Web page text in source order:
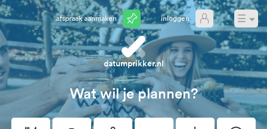
Afspraak aanmaken Inloggen ☰
datumprikker.nl
Wat wil je plannen?